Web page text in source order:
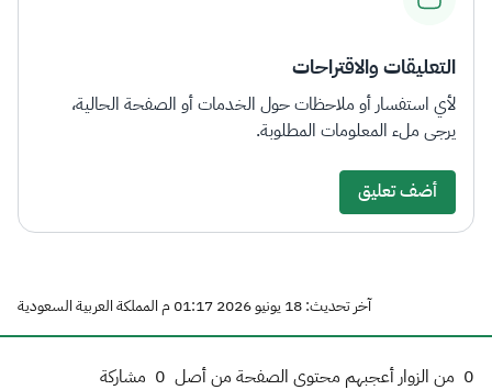
التعليقات والاقتراحات
لأي استفسار أو ملاحظات حول الخدمات أو الصفحة الحالية،
يرجى ملء المعلومات المطلوبة.
أضف تعليق
آخر تحديث: 18 يونيو 2026 01:17 م المملكة العربية السعودية
0 من الزوار أعجبهم محتوى الصفحة من أصل 0 مشاركة